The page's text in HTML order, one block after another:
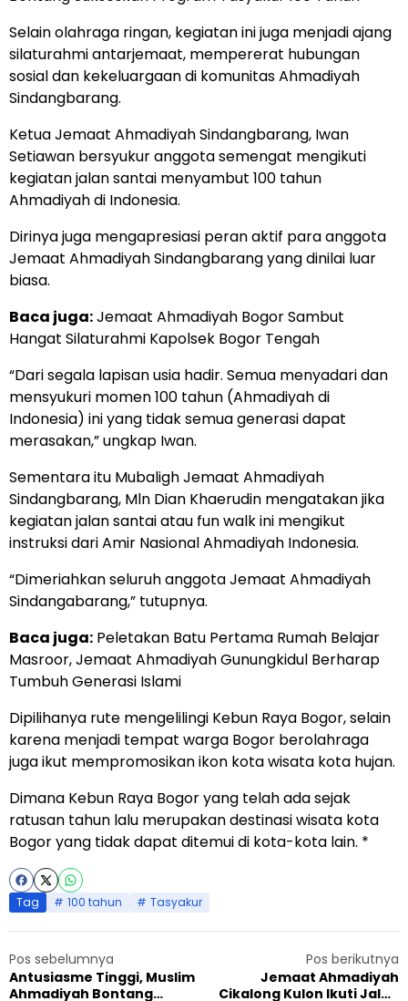
Selain olahraga ringan, kegiatan ini juga menjadi ajang
silaturahmi antarjemaat, mempererat hubungan
sosial dan kekeluargaan di komunitas Ahmadiyah
Sindangbarang.
Ketua Jemaat Ahmadiyah Sindangbarang, Iwan
Setiawan bersyukur anggota semengat mengikuti
kegiatan jalan santai menyambut 100 tahun
Ahmadiyah di Indonesia.
Dirinya juga mengapresiasi peran aktif para anggota
Jemaat Ahmadiyah Sindangbarang yang dinilai luar
biasa.
Baca juga:Jemaat Ahmadiyah Bogor Sambut
Hangat Silaturahmi Kapolsek Bogor Tengah
“Dari segala lapisan usia hadir. Semua menyadari dan
mensyukuri momen 100 tahun (Ahmadiyah di
Indonesia) ini yang tidak semua generasi dapat
merasakan,” ungkap Iwan.
Sementara itu Mubaligh Jemaat Ahmadiyah
Sindangbarang, Mln Dian Khaerudin mengatakan jika
kegiatan jalan santai atau fun walk ini mengikut
instruksi dari Amir Nasional Ahmadiyah Indonesia.
“Dimeriahkan seluruh anggota Jemaat Ahmadiyah
Sindangabarang,” tutupnya.
Baca juga: Peletakan Batu Pertama Rumah Belajar
Masroor, Jemaat Ahmadiyah Gunungkidul Berharap
Tumbuh Generasi Islami
Dipilihanya rute mengelilingi Kebun Raya Bogor, selain
karena menjadi tempat warga Bogor berolahraga
juga ikut mempromosikan ikon kota wisata kota hujan.
Dimana Kebun Raya Bogor yang telah ada sejak
ratusan tahun lalu merupakan destinasi wisata kota
Bogor yang tidak dapat ditemui di kota-kota lain. *
Tag 100 tahun Tasyakur
Pos sebelumnya
Antusiasme Tinggi, Muslim
Ahmadiyah Bontang
Pos berikutnya
Jemaat Ahmadiyah
Cikalong Kulon Ikuti Jalan